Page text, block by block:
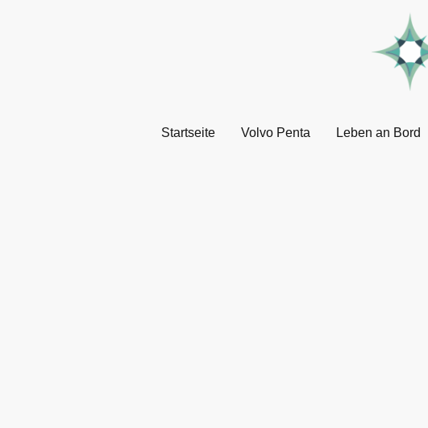
Startseite Volvo Penta Leben an Bord